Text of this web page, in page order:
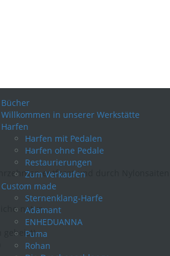
Bücher
Willkommen in unserer Werkstätte
Harfen
Harfen mit Pedalen
Harfen ohne Pedale
Restaurierungen
Zum Verkaufen
Custom made
Sternenklang-Harfe
Adamant
ENHEDUANNA
Puma
Rohan
entfernt und durch Nylonsaiten
natur
gebeizt)